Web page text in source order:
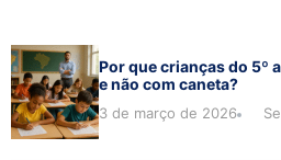
Por que crianças do 5º
e não com caneta?
3 de março de 2026